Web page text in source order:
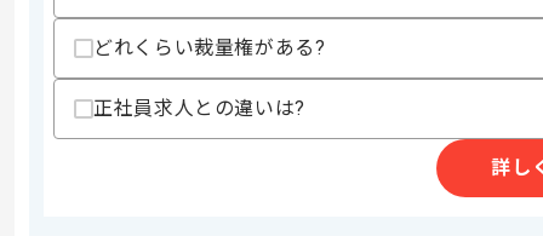
その他募集要項
作業開始日
レバテックでの実績がある企業の案件
どれくらい裁量権がある?
正社員求人との違いは?
詳し